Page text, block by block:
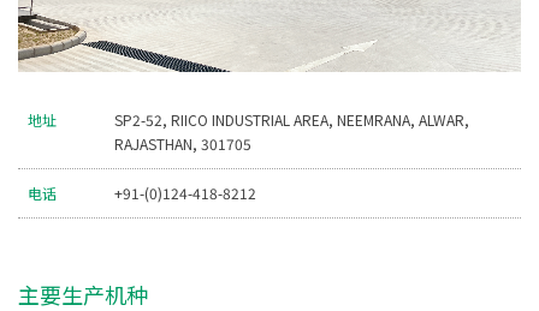
地址
SP2-52, RIICO INDUSTRIAL AREA, NEEMRANA, ALWAR,
RAJASTHAN, 301705
电话 +91-(0)124-418-8212
主要生产机种